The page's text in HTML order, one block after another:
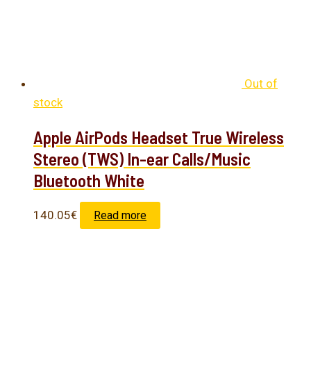
Out of
stock
Apple AirPods Headset True Wireless
Stereo (TWS) In-ear Calls/Music
Bluetooth White
140.05€ Read more